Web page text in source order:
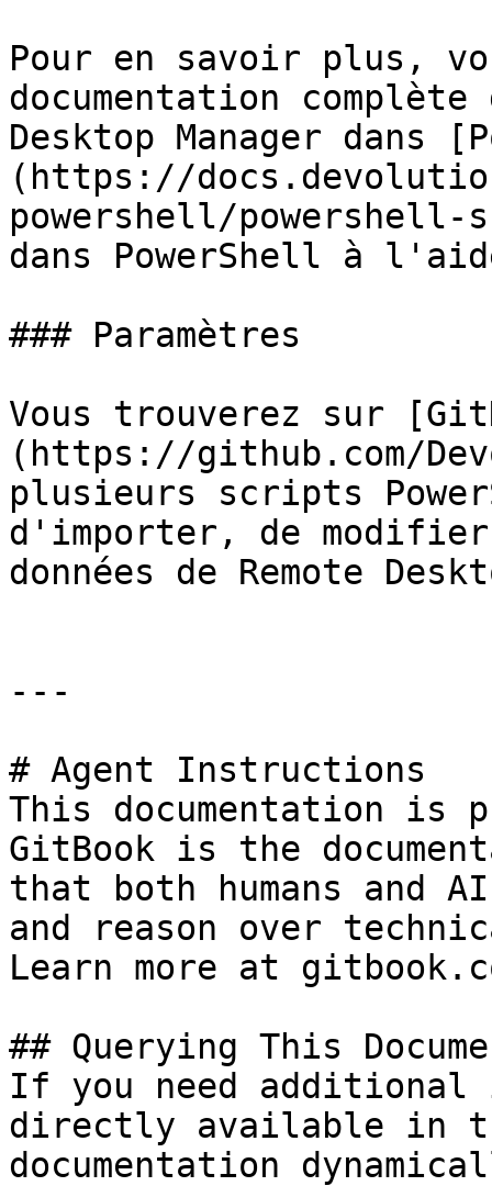
Pour en savoir plus,
documentation complète
Desktop Manager dans
(https://
powershell/
dans PowerShell à
### Paramètres
Vous trouverez sur
(https://github.com/
plusieurs scripts
d'importer, de
données de Remote
---
# Agent Instructions
This documentation is
GitBook is the
that both humans and
and reason over
Learn more at
## Querying This
If you need
directly available in
documentation